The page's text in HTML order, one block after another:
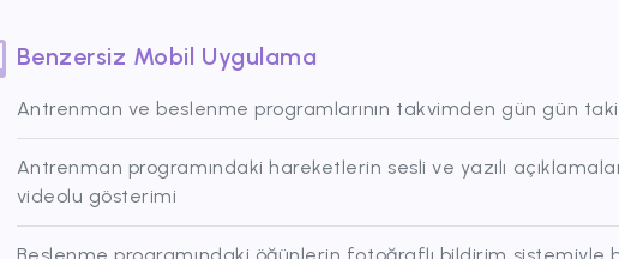
Benzersiz Mobil Uygulama
Antrenman ve beslenme programlarının takvimden gün gün
Antrenman programındaki hareketlerin sesli ve yazılı
videolu gösterimi